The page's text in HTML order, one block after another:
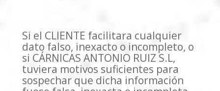
Si el CLIENTE facilitara cualquier
dato falso, inexacto o incompleto, o
si CÁRNICAS ANTONIO RUIZ S.L,
tuviera motivos suficientes para
sospechar que dicha información